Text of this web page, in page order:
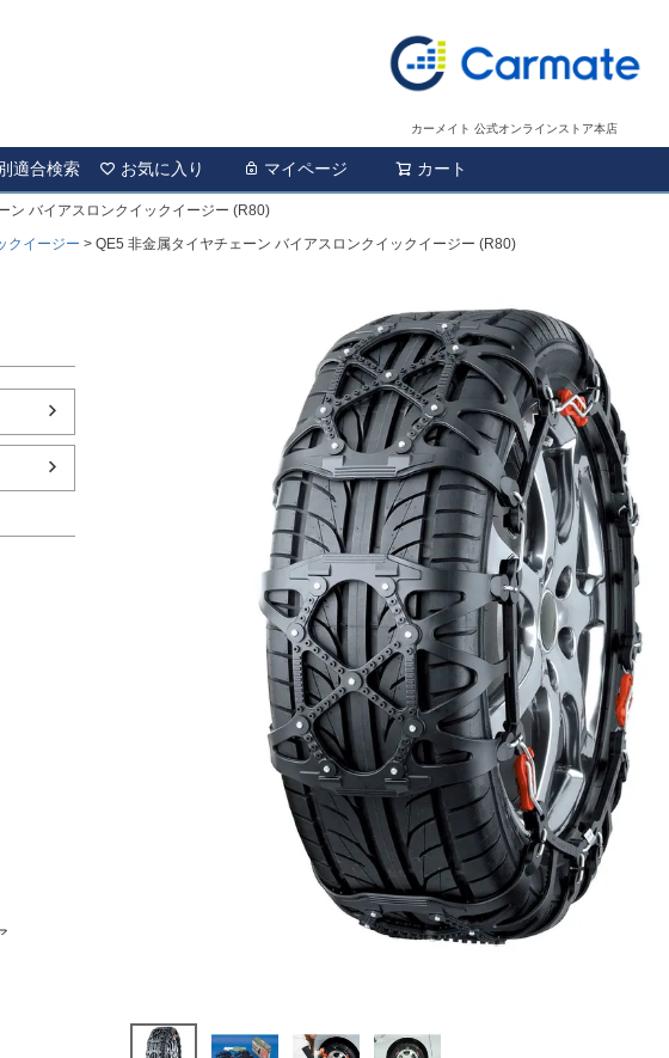
カーメイト 公式オンラインストア本店
適合検索 お気に入り マイページ カート
ン バイアスロンクイックイージー (R80)
クイージー QE5 非金属タイヤチェーン バイアスロンクイックイージー (R80)